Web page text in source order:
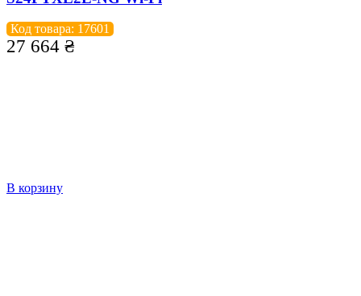
Код товара: 17601
27 664 ₴
В корзину